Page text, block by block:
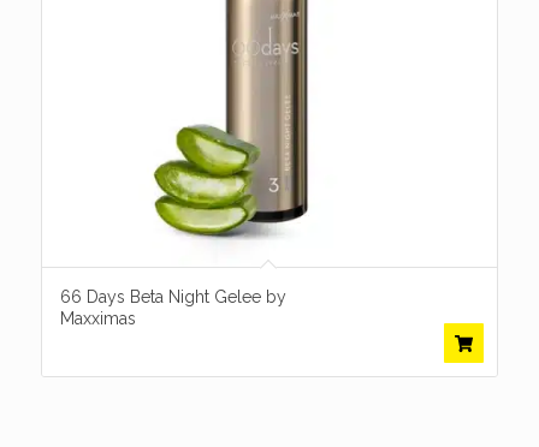
66 Days Beta Night Gelee by
Maxximas